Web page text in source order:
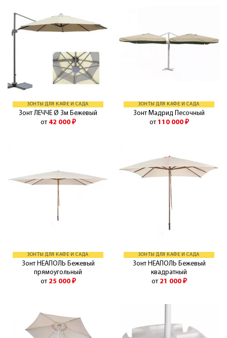
ЗОНТЫ ДЛЯ КАФЕ И САДА
Зонт ЛЕЧЧЕ Ø 3м Бежевый
от 42 000 ₽
ЗОНТЫ ДЛЯ КАФЕ И САДА
Зонт Мадрид Песочный
от 110 000 ₽
ЗОНТЫ ДЛЯ КАФЕ И САДА
Зонт НЕАПОЛЬ Бежевый
прямоугольный
от 25 000 ₽
ЗОНТЫ ДЛЯ КАФЕ И САДА
Зонт НЕАПОЛЬ Бежевый
квадратный
от 21 000 ₽